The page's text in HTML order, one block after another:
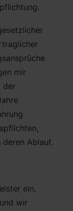
mir
der
Ablauf.
ein,
wir